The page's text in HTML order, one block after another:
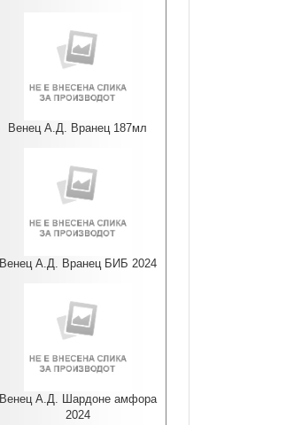
Венец А.Д. Вранец 187мл
Венец А.Д. Вранец БИБ 2024
Венец А.Д. Шардоне амфора
2024